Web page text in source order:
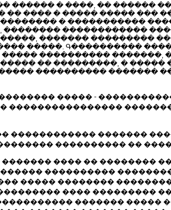
������ � ����, �� ������
���� � ����� ����� ���
� �����������
������������
������� ���������
�����. Գ����������
���������� �������,
�� ���������, � �����
���������� �������
����� -
����������������
������������ �������
���������� ��
���� �� ��������
����������
����� ��������
���� ���������
������� �����